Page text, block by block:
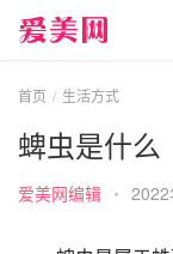
首页 生活方式
蜱虫是什么
爱美网编辑 •